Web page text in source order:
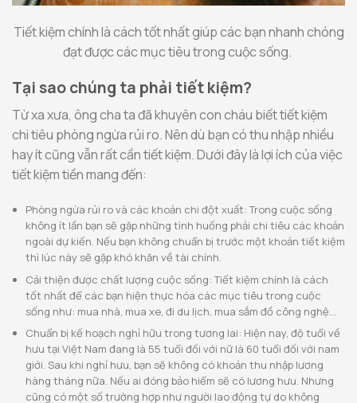
Tiết kiệm chính là cách tốt nhất giúp các bạn nhanh chóng
đạt được các mục tiêu trong cuộc sống.
Tại sao chúng ta phải tiết kiệm?
Từ xa xưa, ông cha ta đã khuyên con cháu biết tiết kiệm
chi tiêu phòng ngừa rủi ro. Nên dù bạn có thu nhập nhiều
hay ít cũng vẫn rất cần tiết kiệm. Dưới đây là lợi ích của việc
tiết kiệm tiền mang đến:
Phòng ngừa rủi ro và các khoản chi đột xuất: Trong cuộc sống
không ít lần bạn sẽ gặp những tình huống phải chi tiêu các khoản
ngoài dự kiến. Nếu bạn không chuẩn bị trước một khoản tiết kiệm
thì lúc này sẽ gặp khó khăn về tài chính.
Cải thiện được chất lượng cuộc sống: Tiết kiệm chính là cách
tốt nhất để các bạn hiện thực hóa các mục tiêu trong cuộc
sống như: mua nhà, mua xe, đi du lịch, mua sắm đồ công nghệ…
Chuẩn bị kế hoạch nghỉ hữu trong tương lai: Hiện nay, độ tuổi về
hưu tại Việt Nam đang là 55 tuổi đối với nữ là 60 tuổi đối với nam
giới. Sau khi nghỉ hưu, bạn sẽ không có khoản thu nhập lương
hàng tháng nữa. Nếu ai đóng bảo hiểm sẽ có lương hưu. Nhưng
cũng có một số trường hợp như người lao động tự do không